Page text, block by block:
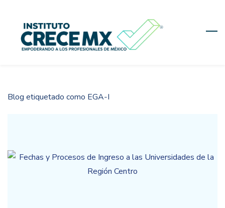
content
Blog etiquetado como EGA-I